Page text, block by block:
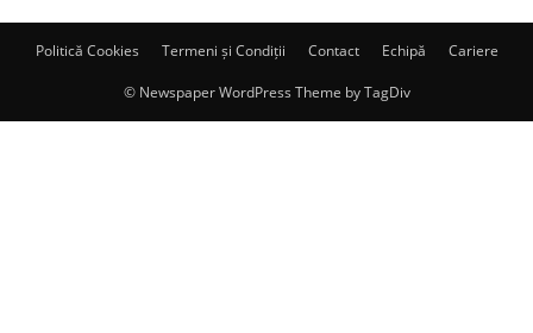
Politică Cookies Termeni și Condiții Contact Echipă Cariere
© Newspaper WordPress Theme by TagDiv